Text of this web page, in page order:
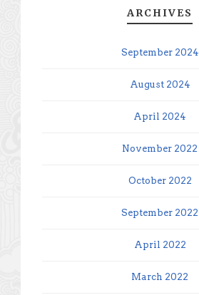
ARCHIVES
September 2024
August 2024
April 2024
November 2022
October 2022
September 2022
April 2022
March 2022